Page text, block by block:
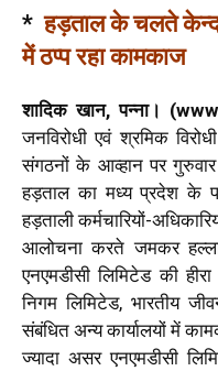
*हड़ताल के चलते
में ठप्प रहा कामकाज
शादिक खान, पन्ना।
जनविरोधी एवं श्रमिक
संगठनों के आव्हान पर
हड़ताल का मध्य प्रदेश के
हड़ताली कर्मचारियों-
आलोचना करते जमकर
एनएमडीसी लिमिटेड की
निगम लिमिटेड, भारतीय
संबंधित अन्य कार्यालयों में
ज्यादा असर एनएमडीसी